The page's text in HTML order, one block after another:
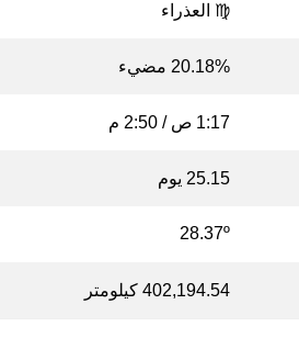
♍ العذراء
20.18% مضيء
1:17 ص / 2:50 م
25.15 يوم
28.37º
402,194.54 كيلومتر